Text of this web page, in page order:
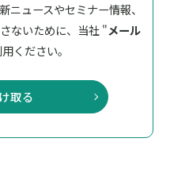
ニュースやセミナー情報、
ないために、 当社 "メール
ください。
取る